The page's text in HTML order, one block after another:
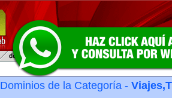
Dominios de la Categoría -